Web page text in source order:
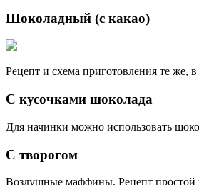
Шоколадный (с какао)
Рецепт и схема приготовления те же,
С кусочками шоколада
Для начинки можно использовать
С творогом
Воздушные маффины. Рецепт простой